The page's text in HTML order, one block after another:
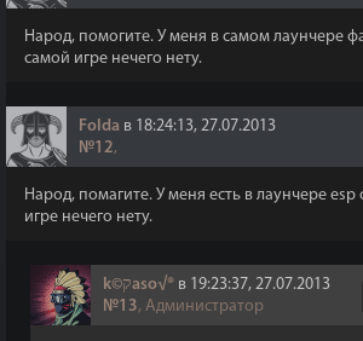
Народ, помогите. У меня в самом лаунчере
самой игре нечего нету.
Folda в 18:24:13, 27.07.2013
№12,
Народ, помагите. У меня есть в лаунчере
игре нечего нету.
k©קaso√® в 19:23:37, 27.07.2013
№13, Администратор